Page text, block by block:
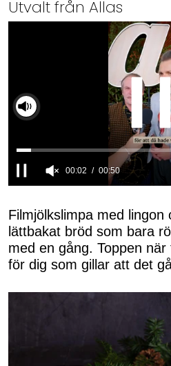
Utvalt från Allas
of
50
seconds
Filmjölkslimpa med lingon
lättbakat bröd som bara
med en gång. Toppen
för dig som gillar att det